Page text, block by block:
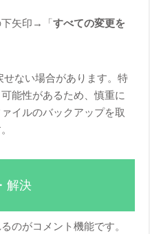
下矢印→「すべての変更を
ない場合があります。特
能性があるため、慎重に
イルのバックアップを取
解決
のがコメント機能です。